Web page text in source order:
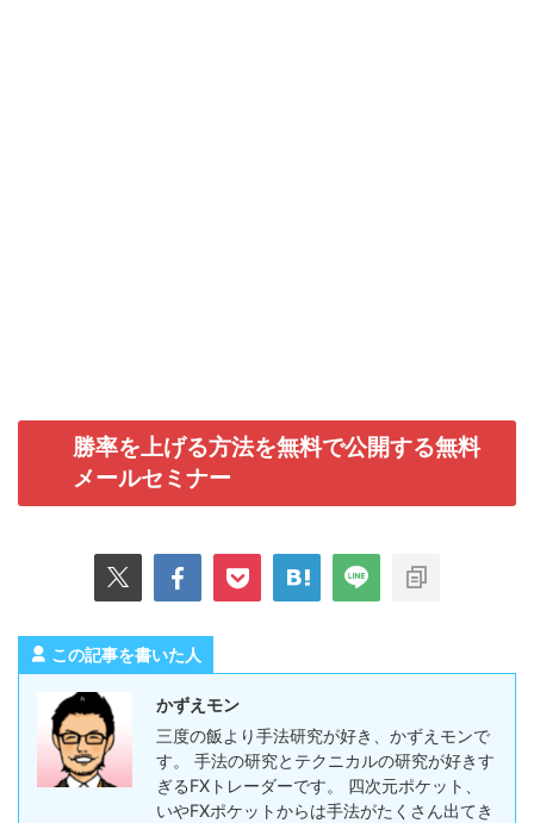
勝率を上げる方法を無料で公開する無料
メールセミナー
この記事を書いた人
かずえモン
三度の飯より手法研究が好き、かずえモンで
す。 手法の研究とテクニカルの研究が好きす
ぎるFXトレーダーです。 四次元ポケット、
いやFXポケットからは手法がたくさん出てき